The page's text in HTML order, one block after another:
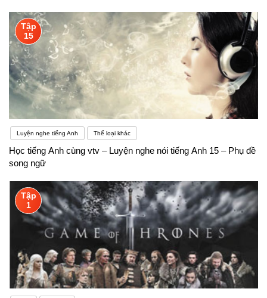
Tập
15
Luyện nghe tiếng Anh Thể loại khác
Học tiếng Anh cùng vtv – Luyện nghe nói tiếng Anh 15 – Phụ đề
song ngữ
Tập
1